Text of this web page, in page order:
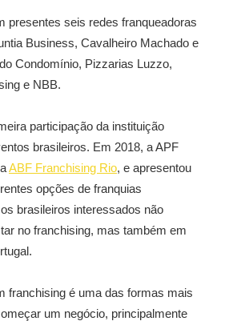
presentes seis redes franqueadoras
Business, Cavalheiro Machado e
Condomínio, Pizzarias Luzzo,
e NBB.
participação da instituição
brasileiros. Em 2018, a APF
ABF Franchising Rio, e apresentou
opções de franquias
brasileiros interessados não
no franchising, mas também em
franchising é uma das formas mais
um negócio, principalmente